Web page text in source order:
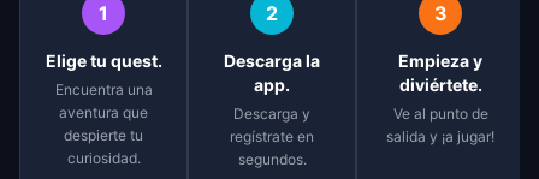
1
Elige tu quest.
Encuentra una
aventura que
despierte tu
curiosidad.
2
Descarga la
app.
Descarga y
regístrate en
segundos.
3
Empieza y
diviértete.
Ve al punto de
salida y ¡a jugar!